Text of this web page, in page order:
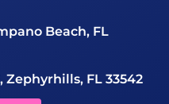
Beach, FL
Zephyrhills, FL 33542